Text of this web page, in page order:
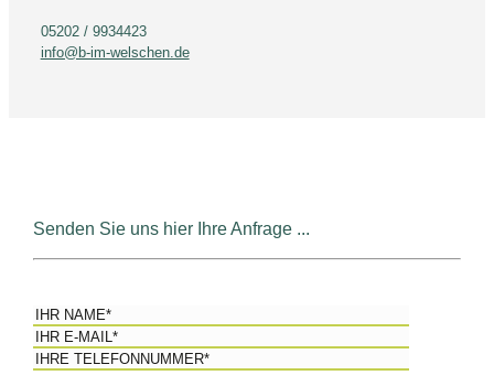
05202 / 9934423
info@b-im-welschen.de
Senden Sie uns hier Ihre Anfrage ...